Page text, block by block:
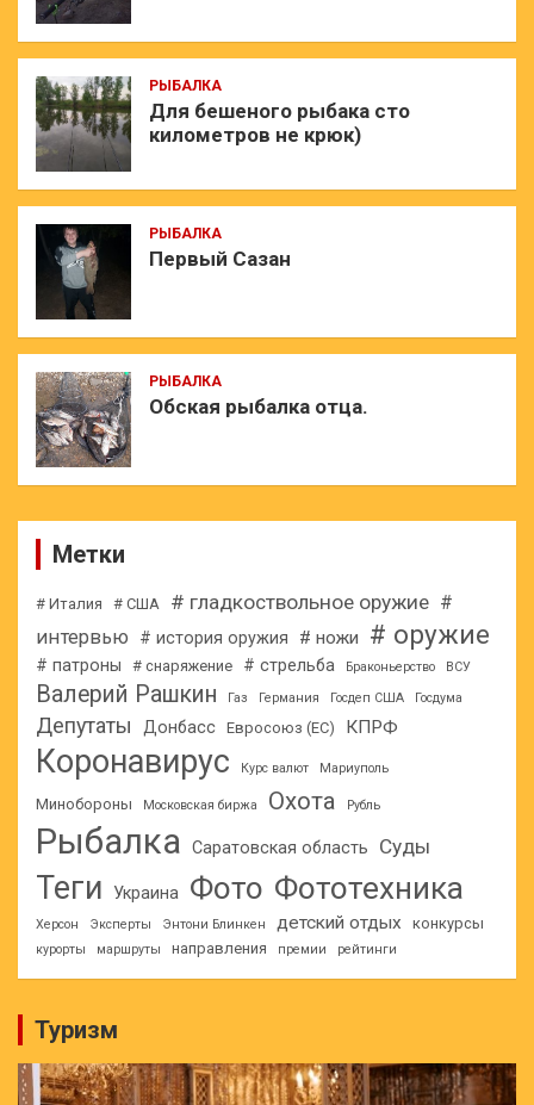
РЫБАЛКА
Для бешеного рыбака сто
километров не крюк)
РЫБАЛКА
Первый Сазан
РЫБАЛКА
Обская рыбалка отца.
Метки
# Италия # США # гладкоствольное оружие #
интервью
# история оружия # ножи # оружие
# патроны # снаряжение # стрельба Браконьерство ВСУ
Валерий Рашкин Газ Германия Госдеп США Госдума
Депутаты Донбасс Евросоюз (ЕС) КПРФ
Коронавирус Курс валют Мариуполь
Минобороны Московская биржа Охота Рубль
Рыбалка Саратовская область Суды
Теги Украина Фото Фототехника
Херсон Эксперты Энтони Блинкен детский отдых конкурсы
курорты маршруты направления премии рейтинги
Туризм